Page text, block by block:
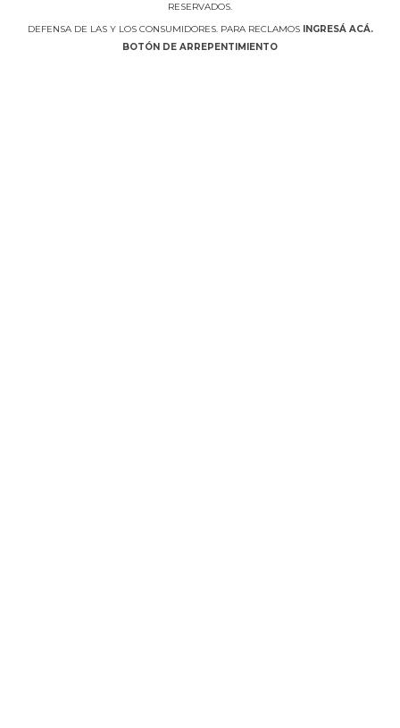
RESERVADOS.
DEFENSA DE LAS Y LOS CONSUMIDORES. PARA RECLAMOS
INGRESÁ ACÁ.
BOTÓN DE ARREPENTIMIENTO